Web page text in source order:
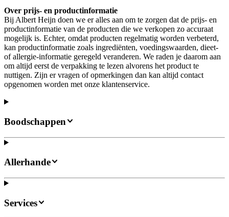
Over prijs- en productinformatie
Bij Albert Heijn doen we er alles aan om te zorgen dat de prijs- en
productinformatie van de producten die we verkopen zo accuraat
mogelijk is. Echter, omdat producten regelmatig worden verbeterd,
kan productinformatie zoals ingrediënten, voedingswaarden, dieet-
of allergie-informatie geregeld veranderen. We raden je daarom aan
om altijd eerst de verpakking te lezen alvorens het product te
nuttigen. Zijn er vragen of opmerkingen dan kan altijd contact
opgenomen worden met onze klantenservice.
Boodschappen
Allerhande
Services